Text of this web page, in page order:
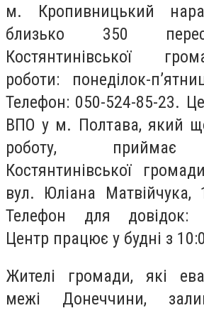
м. Кропивницький
близько 350
Костянтинівської
роботи: понеділок-
Телефон: 050-524-85-23.
ВПО у м. Полтава, який
роботу, приймає
Костянтинівської
вул. Юліана Матвійчука,
Телефон для довідок:
Центр працює у будні з
Жителі громади, які
межі Донеччини,